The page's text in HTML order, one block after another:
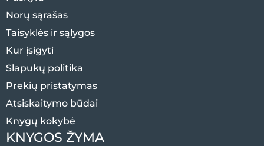
Norų sąrašas
Taisyklės ir sąlygos
Kur įsigyti
Slapukų politika
Prekių pristatymas
Atsiskaitymo būdai
Knygų kokybė
KNYGOS ŽYMA